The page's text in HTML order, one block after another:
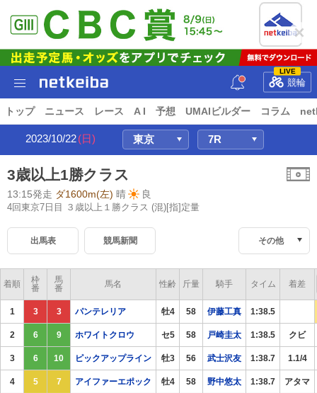
LIVE
競輪
トップ ニュース レース A I 予想 UMAIビルダー コラム
2023/10/22(日)
3歳以上1勝クラス
13:15発走 ダ1600m(左) 晴 良
4回東京7日目 ３歳以上１勝クラス (混)[指]定量
出馬表 競馬新聞 その他
着順
枠
番
馬
番
馬名 性齢 斤量 騎手 タイム 着差
1 3 3 パンテレリア 牡4 58 伊藤工真 1:38.5
2 6 9 ホワイトクロウ セ5 58 戸崎圭太 1:38.5 クビ
3 6 10 ピックアップライン 牡3 56 武士沢友 1:38.7 1.1/4
4 5 7 アイファーエポック 牡4 58 野中悠太 1:38.7 アタマ